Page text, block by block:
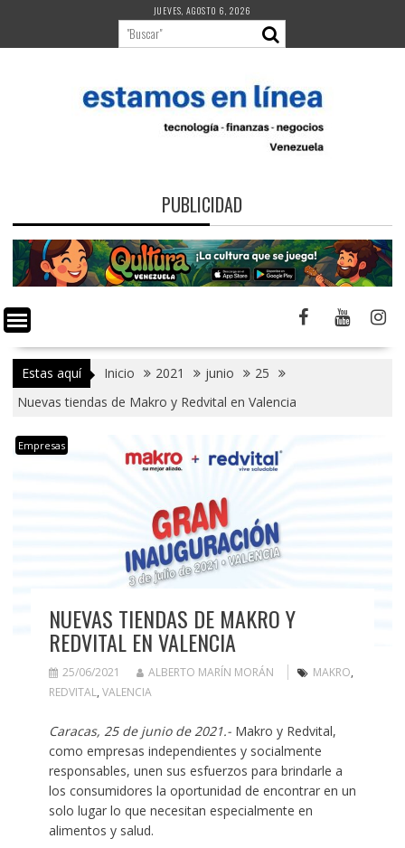
contenido
JUEVES, AGOSTO 6, 2026
PUBLICIDAD
Estas aquí Inicio 2021 junio
25
Nuevas tiendas de Makro y Redvital en Valencia
Empresas
NUEVAS TIENDAS DE MAKRO Y
REDVITAL EN VALENCIA
25/06/2021 ALBERTO MARÍN MORÁN MAKRO,
REDVITAL, VALENCIA
Caracas, 25 de junio de2021.-Makro y Redvital,
como empresas independientes y socialmente
responsables, unen sus esfuerzos para brindarle a
los consumidores la oportunidad de encontrar en un
solo lugar lo que necesitan especialmente en
alimentos y salud.